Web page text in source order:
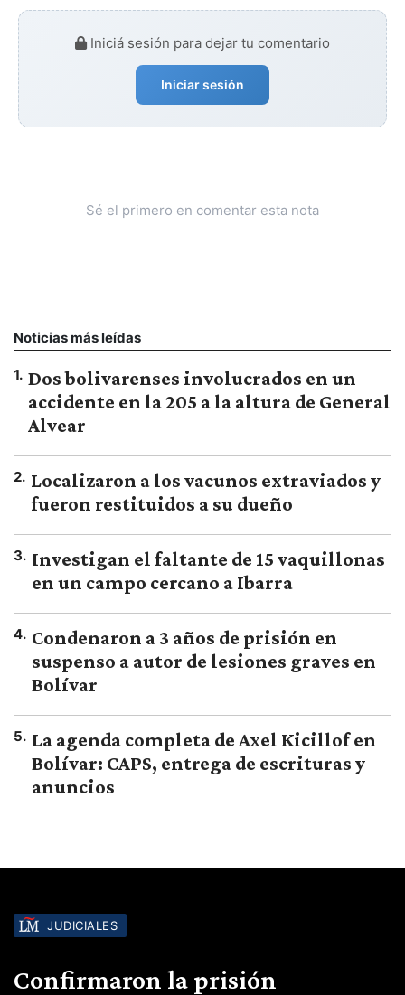
Iniciá sesión para dejar tu comentario
Iniciar sesión
Sé el primero en comentar esta nota
Noticias más leídas
1. Dos bolivarenses involucrados en un
accidente en la 205 a la altura de General
Alvear
2. Localizaron a los vacunos extraviados y
fueron restituidos a su dueño
3. Investigan el faltante de 15 vaquillonas
en un campo cercano a Ibarra
4. Condenaron a 3 años de prisión en
suspenso a autor de lesiones graves en
Bolívar
5. La agenda completa de Axel Kicillof en
Bolívar: CAPS, entrega de escrituras y
anuncios
JUDICIALES
Confirmaron la prisión